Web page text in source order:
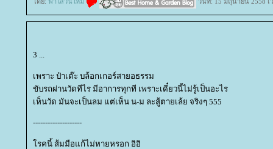
3 ...
เพราะ ป๋าเต๊ะ บล้อกเกอร์สายอธรรม
ขับรถผ่านวัดทีไร มีอาการทุกที เพราะเดี๋ยวนี้ไม่รู้เป็นอะไร
เห็นวัด มันจะเป็นลม แต่เห็น น-ม ละสู้ตายเล้ย จริงๆ 555
--------------------
รคนี้ ส้มมือแก้ไม่หายหรอก อิอิ